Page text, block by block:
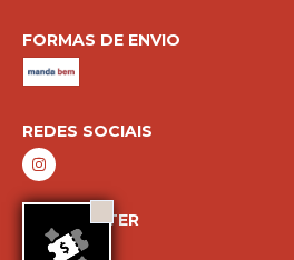
FORMAS DE ENVIO
REDES SOCIAIS
NEWSLETTER